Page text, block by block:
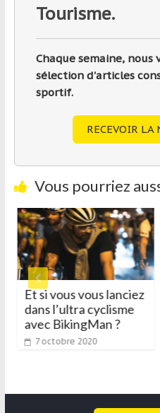
Tourisme.
Chaque semaine, nous
sélection d'articles
sportif.
RECEVOIR LA
Vous pourriez
Et si vous vous lanciez
dans l’ultra cyclisme
avec BikingMan ?
7 octobre 2020